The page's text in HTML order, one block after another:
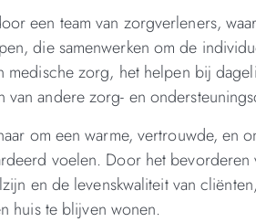
een team van zorgverleners,
die samenwerken om de
zorg, het helpen bij
andere zorg- en
om een warme, vertrouwde, en
voelen. Door het bevorderen
en de levenskwaliteit van
huis te blijven wonen.